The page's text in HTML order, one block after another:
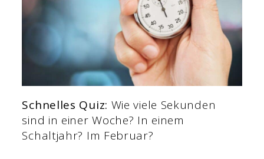
Schnelles Quiz: Wie viele Sekunden
sind in einer Woche? In einem
Schaltjahr? Im Februar?